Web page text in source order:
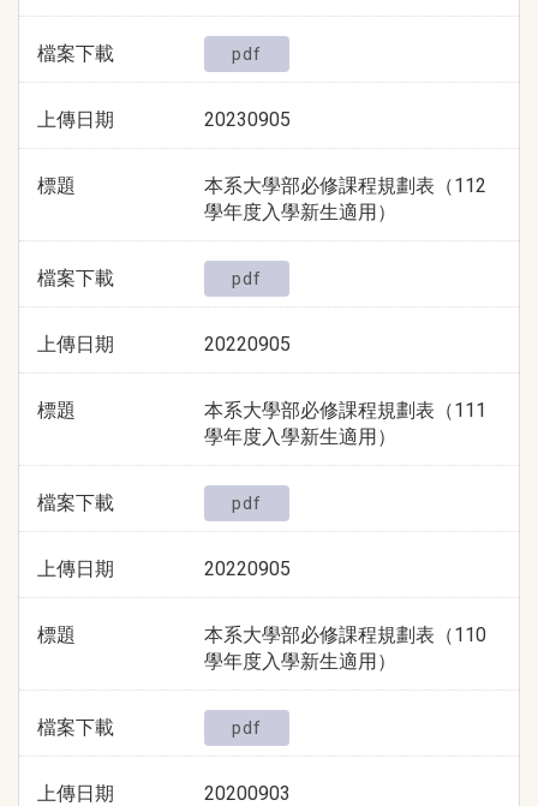
檔案下載 pdf
上傳日期 20230905
標題
本系大學部必修課程規劃表（112
學年度入學新生適用）
檔案下載 pdf
上傳日期 20220905
標題
本系大學部必修課程規劃表（111
學年度入學新生適用）
檔案下載 pdf
上傳日期 20220905
標題
本系大學部必修課程規劃表（110
學年度入學新生適用）
檔案下載 pdf
上傳日期 20200903